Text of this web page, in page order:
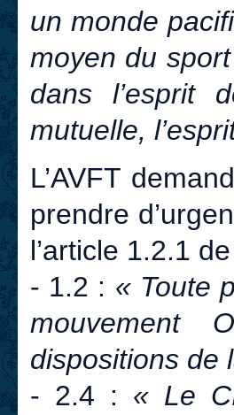
un monde
moyen du
dans l’esprit
mutuelle,
L’AVFT
prendre
l’article 1.2.1
- 1.2 : « Toute
mouvement
dispositions de
- 2.4 : « Le